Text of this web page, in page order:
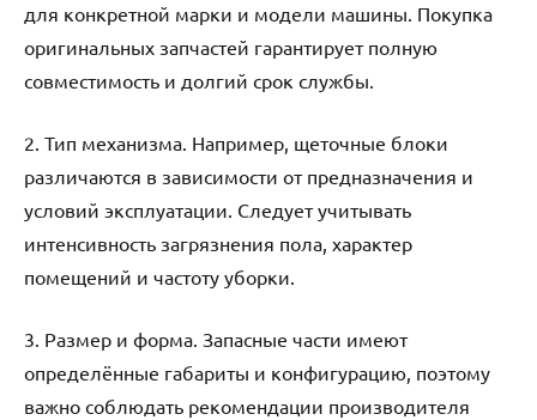
для конкретной марки и модели машины. Покупка
оригинальных запчастей гарантирует полную
совместимость и долгий срок службы.
2. Тип механизма. Например, щеточные блоки
различаются в зависимости от предназначения и
условий эксплуатации. Следует учитывать
интенсивность загрязнения пола, характер
помещений и частоту уборки.
3. Размер и форма. Запасные части имеют
определённые габариты и конфигурацию, поэтому
важно соблюдать рекомендации производителя